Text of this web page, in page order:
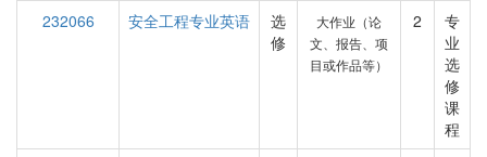
232066
安全工程专业英语
选
修
大作业（论
文、报告、项
目或作品等）
2
专
业
选
修
课
程